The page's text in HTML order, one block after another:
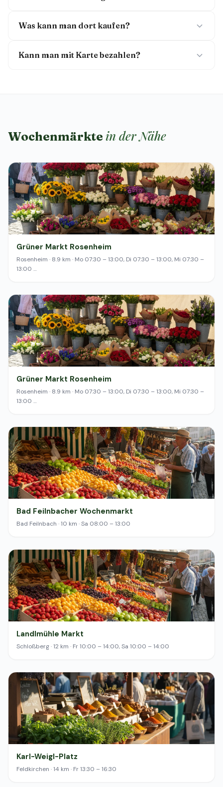
Was kann man dort kaufen?
Kann man mit Karte bezahlen?
Wochenmärkte in der Nähe
Grüner Markt Rosenheim
Rosenheim · 8.9 km · Mo 07:30 – 13:00, Di 07:30 – 13:00, Mi 07:30 –
13:00 …
Grüner Markt Rosenheim
Rosenheim · 8.9 km · Mo 07:30 – 13:00, Di 07:30 – 13:00, Mi 07:30 –
13:00 …
Bad Feilnbacher Wochenmarkt
Bad Feilnbach · 10 km · Sa 08:00 – 13:00
Landlmühle Markt
Schloßberg · 12 km · Fr 10:00 – 14:00, Sa 10:00 – 14:00
Karl-Weigl-Platz
Feldkirchen · 14 km · Fr 13:30 – 16:30